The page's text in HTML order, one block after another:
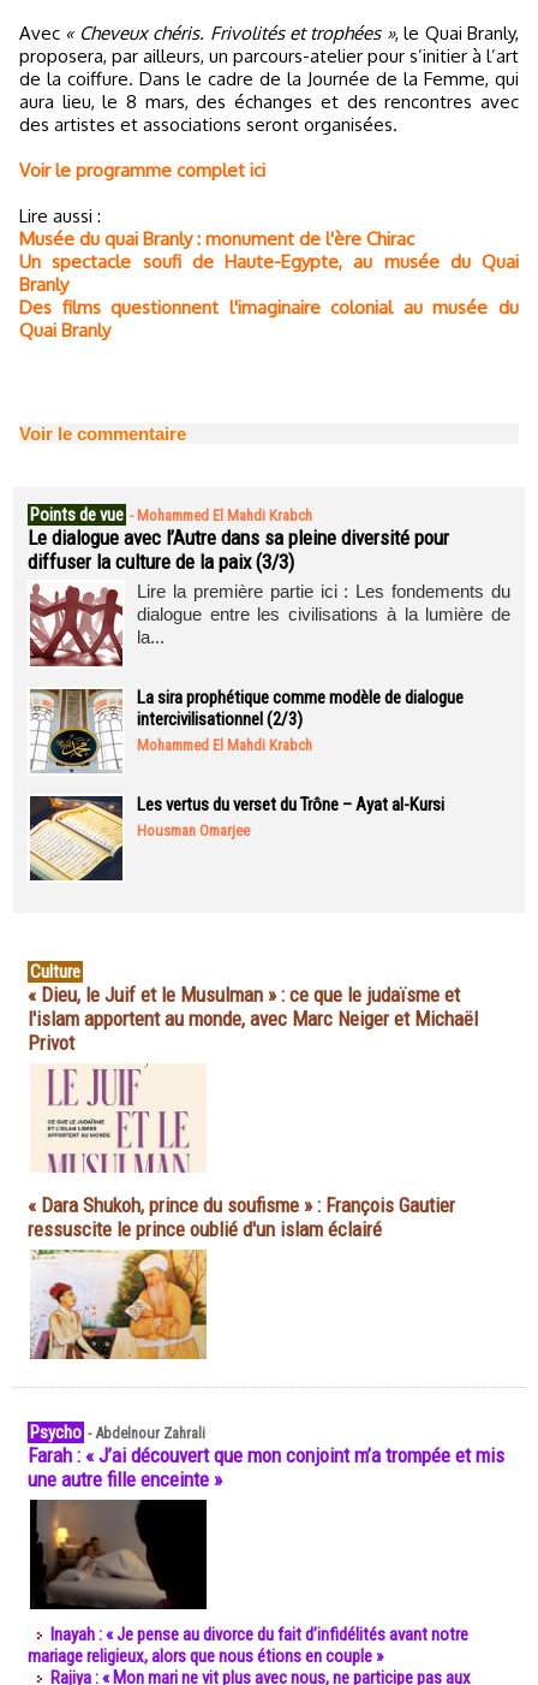
Avec « Cheveux chéris. Frivolités et trophées », le Quai Branly,
proposera, par ailleurs, un parcours-atelier pour s’initier à l’art
de la coiffure. Dans le cadre de la Journée de la Femme, qui
aura lieu, le 8 mars, des échanges et des rencontres avec
des artistes et associations seront organisées.
Voir le programme complet ici
Lire aussi :
Musée du quai Branly : monument de l'ère Chirac
Un spectacle soufi de Haute-Egypte, au musée du Quai
Branly
Des films questionnent l'imaginaire colonial au musée du
Quai Branly
Voir le commentaire
Points de vue - Mohammed El Mahdi Krabch
Le dialogue avec l’Autre dans sa pleine diversité pour
diffuser la culture de la paix (3/3)
Lire la première partie ici : Les fondements du
dialogue entre les civilisations à la lumière de
la...
La sira prophétique comme modèle de dialogue
intercivilisationnel (2/3)
Mohammed El Mahdi Krabch
Les vertus du verset du Trône – Ayat al-Kursi
Housman Omarjee
Culture
« Dieu, le Juif et le Musulman » : ce que le judaïsme et
l'islam apportent au monde, avec Marc Neiger et Michaël
Privot
« Dara Shukoh, prince du soufisme » : François Gautier
ressuscite le prince oublié d'un islam éclairé
Psycho -Abdelnour Zahrali
Farah : « J’ai découvert que mon conjoint m’a trompée et mis
une autre fille enceinte »
Inayah : « Je pense au divorce du fait d’infidélités avant notre
mariage religieux, alors que nous étions en couple »
Rajiya : « Mon mari ne vit plus avec nous, ne participe pas aux